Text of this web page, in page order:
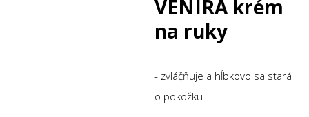
VENIRA krém
na ruky
- zvláčňuje a hĺbkovo sa stará
o pokožku